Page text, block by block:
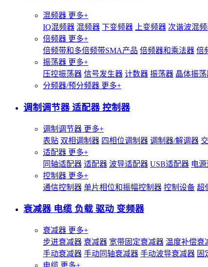
混频器 更多+
IQ混频器 混频器 下变频器 上变频器 次谐波混
倍频器 更多+
倍频带和多倍频带SMA产品 倍频器和乘法器 倍
振荡器 更多+
压控振荡器 信号发生器 计数器 振荡器 晶体振荡
分频器/预分频器 更多+
调制调节器 适配器 控制器
调制调节器 更多+
表贴 双相调制器 四相位调制器 调制器/解调器
适配器 更多+
同轴适配器 适配器 波导适配器 USB适配器 电
控制器 更多+
通信控制器 单片相位和振幅控制器 控制设备 超
衰减器 电缆 负载 驱动 变频器
衰减器 更多+
步进衰减器 衰减器 宽带固定衰减器 温度补偿衰
手动衰减器 手动同轴衰减器 手动波导衰减器 固
电缆 更多+